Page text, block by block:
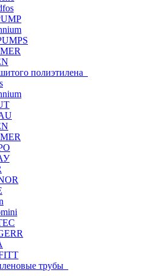
полиэтилена
трубы